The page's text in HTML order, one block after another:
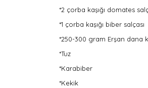
*2 çorba kaşığı domates
*1 çorba kaşığı biber salçası
*250-300 gram Erşan dana
*Tuz
*Karabiber
*Kekik